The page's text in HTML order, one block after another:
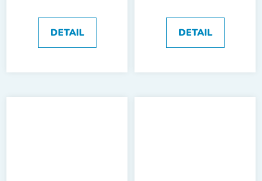
DETAIL DETAIL